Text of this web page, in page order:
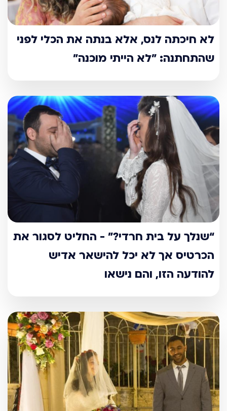
לא חיכתה לנס, אלא בנתה את הכלי לפני
שהתחתנה: "לא הייתי מוכנה"
“שנלך על בית חרדי?” - החליט לסגור את
הכרטיס אך לא יכל להישאר אדיש
להודעה הזו, והם נישאו